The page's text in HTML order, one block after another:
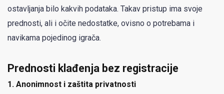
ostavljanja bilo kakvih podataka. Takav pristup ima svoje
prednosti, ali i očite nedostatke, ovisno o potrebama i
navikama pojedinog igrača.
Prednosti klađenja bez registracije
1. Anonimnost i zaštita privatnosti